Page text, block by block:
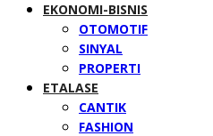
EKONOMI-BISNIS
OTOMOTIF
SINYAL
PROPERTI
ETALASE
CANTIK
FASHION